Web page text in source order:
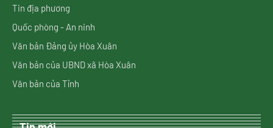
Tin địa phương
Quốc phòng - An ninh
Văn bản Đảng ủy Hòa Xuân
Văn bản của UBND xã Hòa Xuân
Văn bản của Tỉnh